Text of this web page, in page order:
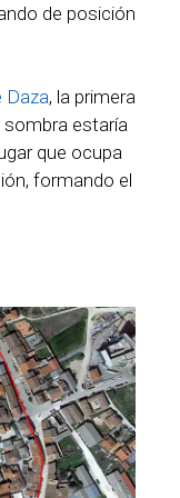
de posición
Daza, la primera
sombra estaría
que ocupa
formando el